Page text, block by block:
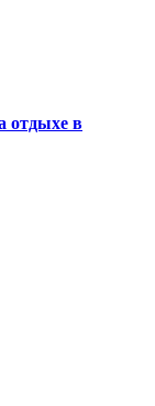
отдыхе в